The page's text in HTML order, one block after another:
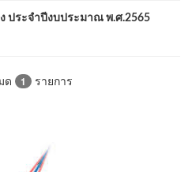
ประจำปีงบประมาณ พ.ศ.2565
ด 1 รายการ